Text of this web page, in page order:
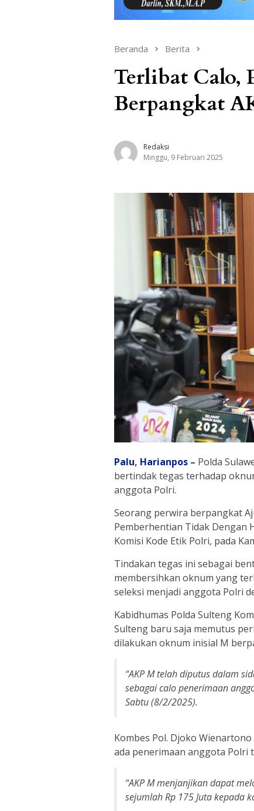
Beranda Berita
Terlibat Calo,
Berpangkat
Redaksi
Minggu, 9 Februari 2025
Palu, Harianpos – Polda
bertindak tegas terhadap
anggota Polri.
Seorang perwira berpangkat
Pemberhentian Tidak Dengan
Komisi Kode Etik Polri, pada
Tindakan tegas ini sebagai
membersihkan oknum yang
seleksi menjadi anggota Polri
Kabidhumas Polda Sulteng
Sulteng baru saja memutus
dilakukan oknum inisial M
“AKP M telah diputus dalam
sebagai calo penerimaan
Sabtu (8/2/2025).
Kombes Pol. Djoko
ada penerimaan anggota Polri
“AKP M menjanjikan dapat
sejumlah Rp 175 Juta kepada